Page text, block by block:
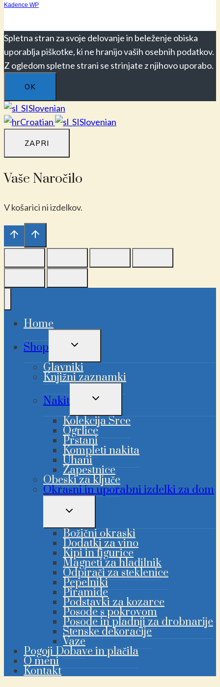
Kadence WP
Spletna stran za svoje delovanje in beleženje obiska
uporablja piškotke, ki ne hranijo vaših osebnih podatkov.
Z ogledom spletne strani se strinjate z njihovo uporabo.
OK
Slovenian
Croatian
Slovenian
ZAPRI
Vaše Naročilo
V košarici ni izdelkov.
Home
Shop
PREKLAPLJANJE
MENIJA
Glavniki
Knjižni zaznamki
Nakit
PREKLAPLJANJE
MENIJA
Kolekcija Srce
Ogrlice
Prstani
Kompleti nakita
Uhani
Zapestnice
Obeski za ključe
Okrasni in uporabni izdelki za dom
PREKLAPLJANJE
MENIJA
Božični okraski
Dodatki za vino
Kipi in figurice
Magneti za hladilnik
Odpirači za steklenice
Pepelniki
Piramide
Podstavki za kozarce
Posode s pokrovom
Posode in pladnji za drobnarije
Stenske dekoracije
Vaze
Pogoji Dobave in plačila
O meni
Kontakt